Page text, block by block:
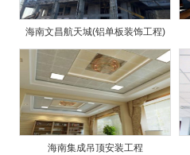
海南文昌航天城(铝单板装饰工程)
海南集成吊顶安装工程